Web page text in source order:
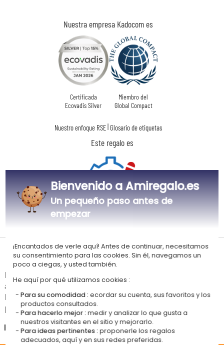
Nuestra empresa Kadocom es
Certificada
Ecovadis Silver
Miembro del
Global Compact
Nuestro enfoque RSE|Glosario de etiquetas
Este regalo es
Tiempos de entrega y gastos de envío
La estimación de la fecha de recepción y de los gastos de envío de este
articulo están indicados a continuación.
Las fechas estimadas a continuación se aplican para un pedido con
pago en tarjeta bancaria o PayPal.
España
Bienvenido a Amiregalo.es
Un pequeño paso antes de
empezar
¡Encantados de verle aquí! Antes de continuar, necesitamos
su consentimiento para las cookies. Sin él, navegamos un
poco a ciegas, y usted también.
He aquí por qué utilizamos cookies :
Para su comodidad : ecordar su cuenta, sus favoritos y los
productos consultados.
Para hacerlo mejor :medir y analizar lo que gusta a
nuestros visitantes en el sitio y mejorarlo.
Para ideas pertinentes :proponerle los regalos
adecuados, aquí y en sus redes preferidas.